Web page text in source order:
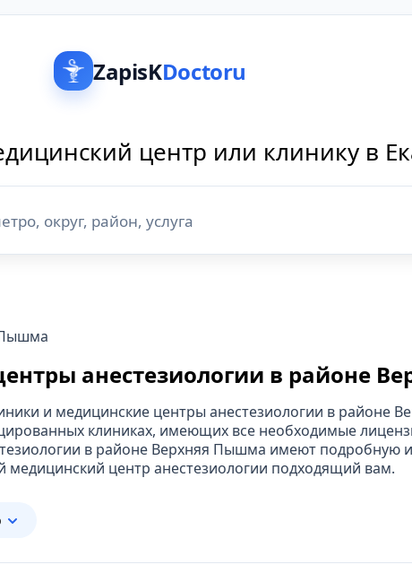
ZapisKDoctoru
центр или клинику в
анестезиологии в районе
и медицинские центры анестезиологии в районе
клиниках, имеющих все необходимые
в районе Верхняя Пышма имеют подробную
медицинский центр анестезиологии подходящий вам.